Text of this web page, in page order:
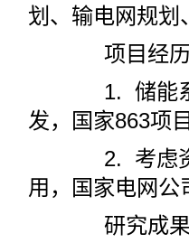
划、输电网规划
项目经历
1. 储能系
发，国家863项
2. 考虑资
用，国家电网公
研究成果